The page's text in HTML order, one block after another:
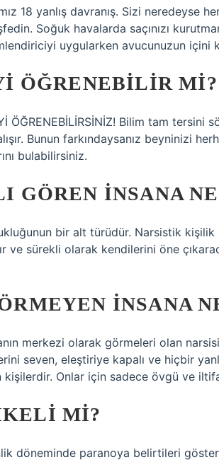
18 yanlış davranış. Sizi neredeyse
Soğuk havalarda saçınızı
uygularken avucunuzun içini
ÖĞRENEBILIR MI?
ÖĞRENEBİLİRSİNİZ! Bilim tam tersini
Bunun farkındaysanız beyninizi
bulabilirsiniz.
GÖREN INSANA
bir alt türüdür. Narsistik
ve sürekli olarak kendilerini öne
INSANA
merkezi olarak görmeleri olan
seven, eleştiriye kapalı ve hiçbir
kişilerdir. Onlar için sadece övgü ve
MI?
döneminde paranoya belirtileri